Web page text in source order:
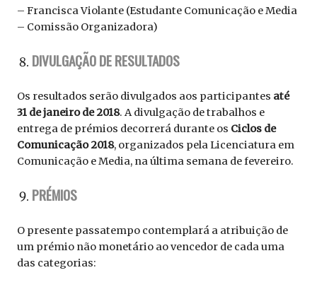
– Francisca Violante (Estudante Comunicação e Media
– Comissão Organizadora)
DIVULGAÇÃO DE RESULTADOS
Os resultados serão divulgados aos participantes até
31 de janeiro de 2018. A divulgação de trabalhos e
entrega de prémios decorrerá durante os Ciclos de
Comunicação 2018, organizados pela Licenciatura em
Comunicação e Media, na última semana de fevereiro.
PRÉMIOS
O presente passatempo contemplará a atribuição de
um prémio não monetário ao vencedor de cada uma
das categorias: